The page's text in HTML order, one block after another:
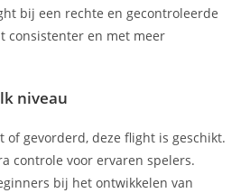
bij een rechte en gecontroleerde
consistenter en met meer
niveau
gevorderd, deze flight is geschikt.
controle voor ervaren spelers.
bij het ontwikkelen van